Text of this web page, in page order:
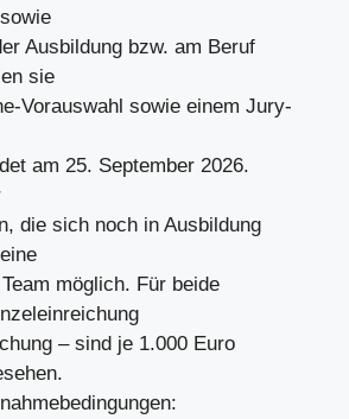
Ausbildung bzw. am Beruf
sie
Vorauswahl sowie einem Jury-
am 25. September 2026.
die sich noch in Ausbildung
möglich. Für beide
– sind je 1.000 Euro